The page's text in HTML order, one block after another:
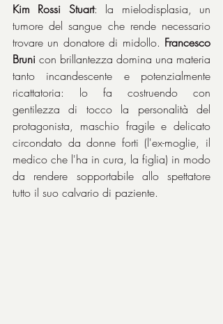
Kim Rossi Stuart: la mielodisplasia, un
tumore del sangue che rende necessario
trovare un donatore di midollo. Francesco
Bruni con brillantezza domina una materia
tanto incandescente e potenzialmente
ricattatoria: lo fa costruendo con
gentilezza di tocco la personalità del
protagonista, maschio fragile e delicato
circondato da donne forti (l'ex-moglie, il
medico che l'ha in cura, la figlia) in modo
da rendere sopportabile allo spettatore
tutto il suo calvario di paziente.